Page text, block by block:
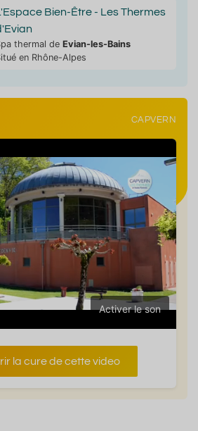
Bien-Être - Les Thermes
thermal de Evian-les-Bains
en Rhône-Alpes
CAPVERN
Activer le son
la cure de cette video